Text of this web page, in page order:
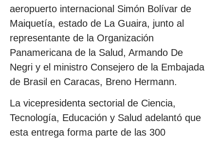
aeropuerto internacional Simón Bolívar de
Maiquetía, estado de La Guaira, junto al
representante de la Organización
Panamericana de la Salud, Armando De
Negri y el ministro Consejero de la Embajada
de Brasil en Caracas, Breno Hermann.
La vicepresidenta sectorial de Ciencia,
Tecnología, Educación y Salud adelantó que
esta entrega forma parte de las 300